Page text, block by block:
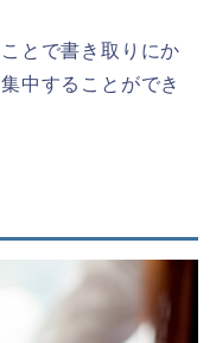
とで書き取りにか
中することができ